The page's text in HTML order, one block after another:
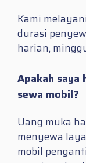
Kami
durasi
harian,
Apakah saya
sewa mobil?
Uang muka
menyewa
mobil